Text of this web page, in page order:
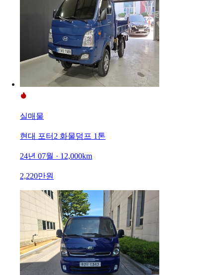
실매물
현대 포터2 화물덤프 1톤
24년 07월 · 12,000km
2,220만원